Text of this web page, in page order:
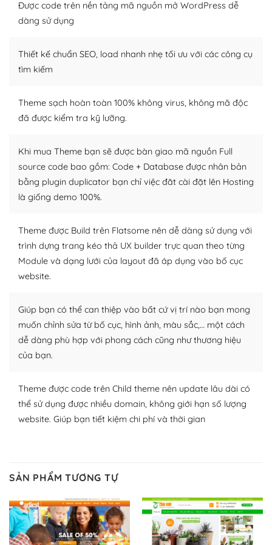
thiết kế tốt, bạn có thể tự sửa đổi. Nếu không bạn có thể
tìm kiếm chúng trên Internet hoặc nhờ chuyên gia.
– Sở hữu một cộng đồng lớn, sẵn sàng hỗ trợ
khổng lồ được kiểm duyệt bởi các nhân viên và những
người cuồng tín WordPress.
Nếu bạn gặp khó khăn, bạn có thể lên mạng và tìm
kiếm những cộng đồng WordPress, họ sẽ giúp bạn trả
lời, giải đáp vấn đề của bạn.
Cộng đồng sử dụng WordPress sẵn sàng hỗ trợ bạn
– Đa dạng plugin và themes
Plugin mở rộng là thành phần cài đặt thêm vào
WordPress để tăng thêm các tính năng cần thiết. Có
nhiều plugin trả phí hoặc miễn phí.
Nhờ lượng người dùng đông đảo, thư viện themes và
plugin của WordPress rất phong phú. Bạn có thể thỏa
thích chọn lựa plugin và themes phù hợp cho mục đích
lập website của mình.
– Dễ sử dụng
Với mọi Hosting bất kỳ thì WordPress đều có thể dễ
Và bạn có toàn quyền tự do khi quyết định nơi lưu trữ
trang web WordPress của bạn.
Dễ dàng lựa chọn Hosting cho website WordPress
Được code trên nền tảng mã nguồn mở WordPress dễ
dàng sử dụng
Thiết kế chuẩn SEO, load nhanh nhẹ tối ưu với các công cụ
tìm kiếm
Theme sạch hoàn toàn 100% không virus, không mã độc
đã được kiểm tra kỹ lưỡng.
Khi mua Theme bạn sẽ được bàn giao mã nguồn Full
source code bao gồm: Code + Database được nhân bản
bằng plugin duplicator bạn chỉ việc đăt cài đặt lên Hosting
là giống demo 100%.
Theme được Build trên Flatsome nên dễ dàng sử dụng với
trình dựng trang kéo thả UX builder trực quan theo từng
Module và dạng lưới của layout đã áp dụng vào bố cục
website.
Giúp bạn có thể can thiệp vào bất cứ vị trí nào bạn mong
muốn chỉnh sửa từ bố cục, hình ảnh, màu sắc,… một cách
dễ dàng phù hợp với phong cách cũng như thương hiệu
của bạn.
Theme được code trên Child theme nên update lâu dài có
thể sử dụng được nhiều domain, không giới hạn số lượng
website. Giúp bạn tiết kiệm chi phí và thời gian
SẢN PHẨM TƯƠNG TỰ